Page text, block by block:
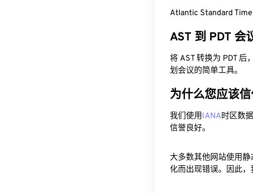
Atlantic Standard
AST 到 PDT 会
将 AST 转换为 PDT
划会议的简单工具。
为什么您应该
我们使用IANA时区数
信誉良好。
大多数其他网站使用
化而出现错误。因此，